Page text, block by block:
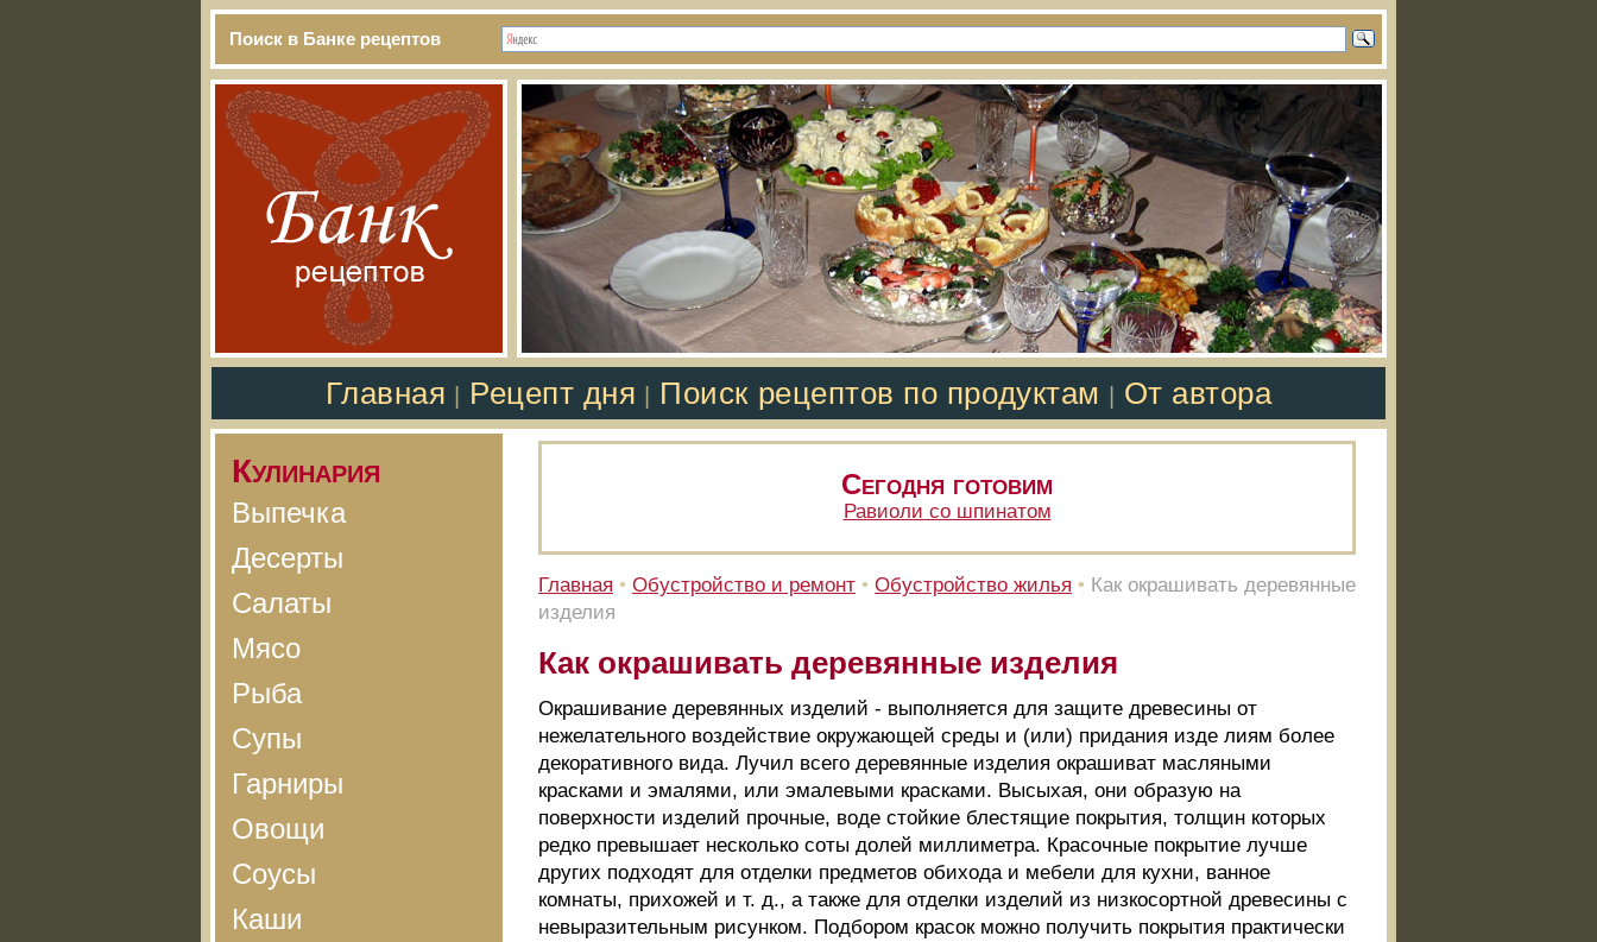
Поиск в Банке рецептов
Главная Рецепт дня Поиск рецептов по продуктам От автора
Кулинария
Выпечка
Десерты
Салаты
Мясо
Рыба
Супы
Гарниры
Овощи
Соусы
Каши
Сегодня готовим
Равиоли со шпинатом
Главная • Обустройство и ремонт • Обустройство жилья • Как окрашивать деревянные
изделия
Как окрашивать деревянные изделия
Окрашивание деревянных изделий - выполняется для защите древесины от
нежелательного воздействие окружающей среды и (или) придания изде лиям более
декоративного вида. Лучил всего деревянные изделия окрашиват масляными
красками и эмалями, или эмалевыми красками. Высыхая, они образую на
поверхности изделий прочные, воде стойкие блестящие покрытия, толщин которых
редко превышает несколько соты долей миллиметра. Красочные покрытие лучше
других подходят для отделки предметов обихода и мебели для кухни, ванное
комнаты, прихожей и т. д., а также для отделки изделий из низкосортной древесины с
невыразительным рисунком. Подбором красок можно получить покрытия практически